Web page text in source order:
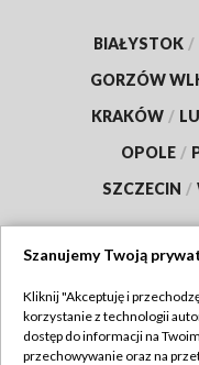
BIAŁYSTOK /
GORZÓW
KRAKÓW /
OPOLE /
SZCZECIN /
Dołącz
Szanujemy Twoją
Kliknij "Akceptuję i
korzystanie z technologii
dostęp do informacji na
przechowywanie oraz na